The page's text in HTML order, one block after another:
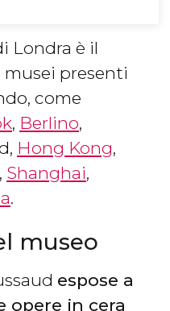
Londra è il
presenti
come
, Berlino,
Hong Kong,
, Shanghai,
.
museo
espose a
opere in cera